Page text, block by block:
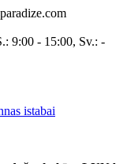
9:00 - 15:00, Sv.: -
istabai